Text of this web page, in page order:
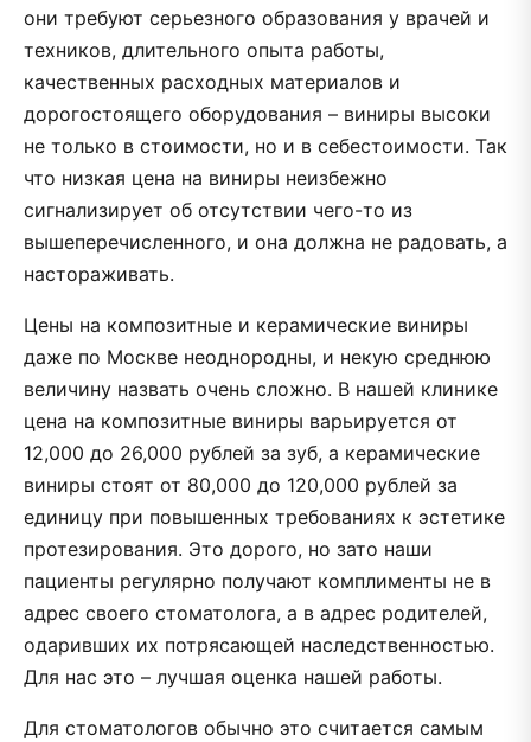
они требуют серьезного образования у врачей и
техников, длительного опыта работы,
качественных расходных материалов и
дорогостоящего оборудования – виниры высоки
не только в стоимости, но и в себестоимости. Так
что низкая цена на виниры неизбежно
сигнализирует об отсутствии чего-то из
вышеперечисленного, и она должна не радовать, а
настораживать.
Цены на композитные и керамические виниры
даже по Москве неоднородны, и некую среднюю
величину назвать очень сложно. В нашей клинике
цена на композитные виниры варьируется от
12,000 до 26,000 рублей за зуб, а керамические
виниры стоят от 80,000 до 120,000 рублей за
единицу при повышенных требованиях к эстетике
протезирования. Это дорого, но зато наши
пациенты регулярно получают комплименты не в
адрес своего стоматолога, а в адрес родителей,
одаривших их потрясающей наследственностью.
Для нас это – лучшая оценка нашей работы.
Для стоматологов обычно это считается самым